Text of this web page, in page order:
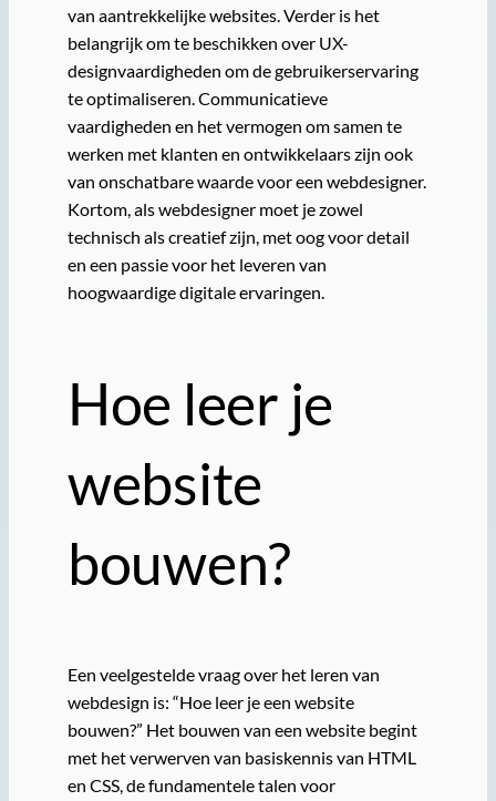
van aantrekkelijke websites. Verder is het
belangrijk om te beschikken over UX-
designvaardigheden om de gebruikerservaring
te optimaliseren. Communicatieve
vaardigheden en het vermogen om samen te
werken met klanten en ontwikkelaars zijn ook
van onschatbare waarde voor een webdesigner.
Kortom, als webdesigner moet je zowel
technisch als creatief zijn, met oog voor detail
en een passie voor het leveren van
hoogwaardige digitale ervaringen.
Hoe leer je
website
bouwen?
Een veelgestelde vraag over het leren van
webdesign is: “Hoe leer je een website
bouwen?” Het bouwen van een website begint
met het verwerven van basiskennis van HTML
en CSS, de fundamentele talen voor